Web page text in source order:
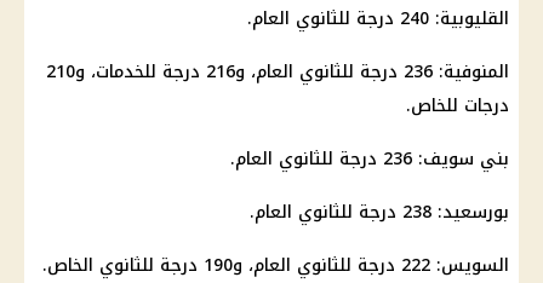
القليوبية: 240 درجة للثانوي العام.
المنوفية: 236 درجة للثانوي العام، و216 درجة للخدمات، و210
درجات للخاص.
بني سويف: 236 درجة للثانوي العام.
بورسعيد: 238 درجة للثانوي العام.
السويس: 222 درجة للثانوي العام، و190 درجة للثانوي الخاص.